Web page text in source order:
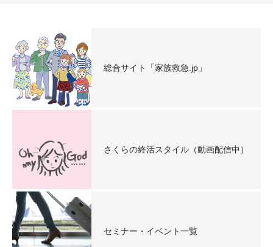
総合サイト「家族救急.jp」
さくらの終活スタイル（動画配信中）
セミナー・イベント一覧